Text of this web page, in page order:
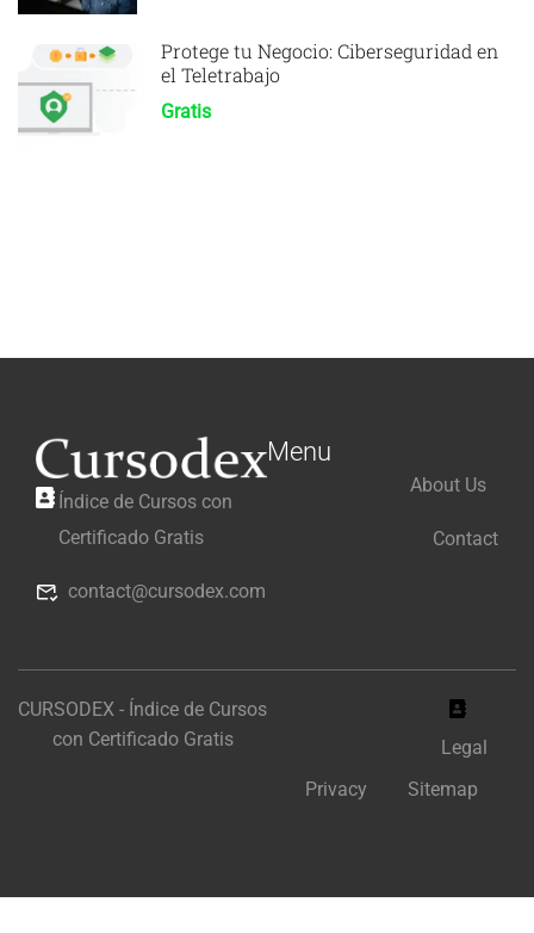
Protege tu Negocio: Ciberseguridad en
el Teletrabajo
Gratis
Índice de Cursos con
Certificado Gratis
contact@cursodex.com
Menu
About Us
Contact
CURSODEX - Índice de Cursos
con Certificado Gratis
Legal
Privacy
Sitemap